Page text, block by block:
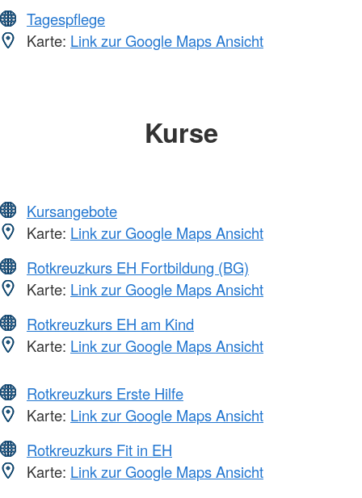
Tagespflege
Karte: Link zur Google Maps Ansicht
Kurse
Kursangebote
Karte: Link zur Google Maps Ansicht
Rotkreuzkurs EH Fortbildung (BG)
Karte: Link zur Google Maps Ansicht
Rotkreuzkurs EH am Kind
Karte: Link zur Google Maps Ansicht
Rotkreuzkurs Erste Hilfe
Karte: Link zur Google Maps Ansicht
Rotkreuzkurs Fit in EH
Karte: Link zur Google Maps Ansicht